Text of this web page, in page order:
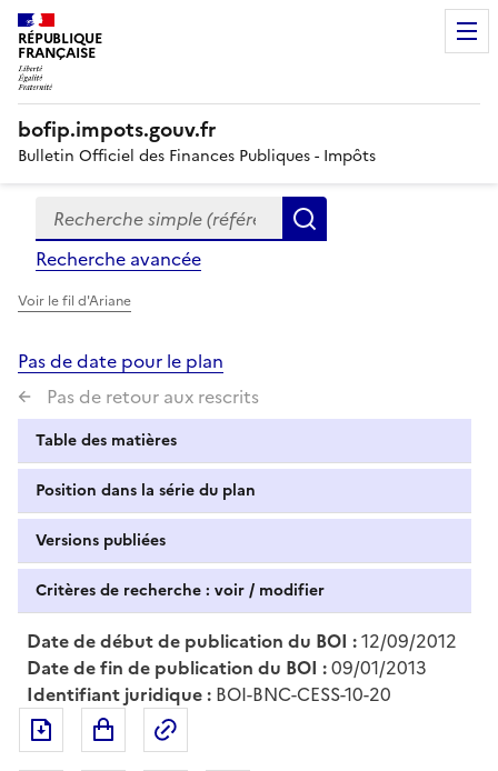
RÉPUBLIQUE
FRANÇAISE
bofip.impots.gouv.fr
Bulletin Officiel des Finances Publiques - Impôts
Formulaire
de
recherche
Recherche simple (références, mots clés, partie du
Recherche avancée
Voir le fil d'Ariane
Pas de date pour le plan
Pas de retour aux rescrits
Table des matières
Position dans la série du plan
Versions publiées
Critères de recherche : voir / modifier
Date de début de publication du BOI :12/09/2012
Date de fin de publication du BOI :09/01/2013
Identifiant juridique : BOI-BNC-CESS-10-20
Exporter le document au format pdf